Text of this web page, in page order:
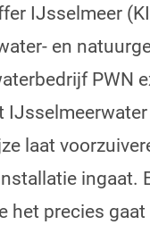
IJsselmeer
en
PWN
laat
ingaat.
het precies